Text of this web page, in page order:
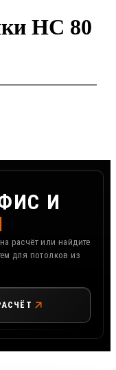
НС 80
И
расчёт или найдите
для потолков из